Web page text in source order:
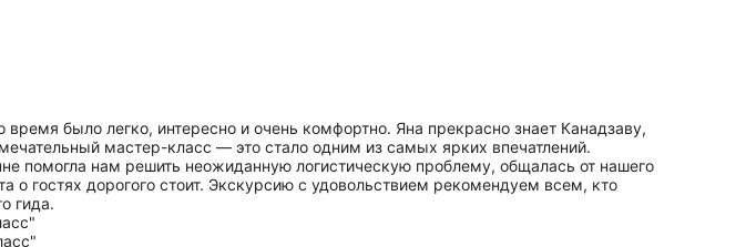
было легко, интересно и очень комфортно. Яна прекрасно знает Канадзаву,
мастер-класс — это стало одним из самых ярких впечатлений.
помогла нам решить неожиданную логистическую проблему, общалась от нашего
о гостях дорогого стоит. Экскурсию с удовольствием рекомендуем всем, кто
гида.